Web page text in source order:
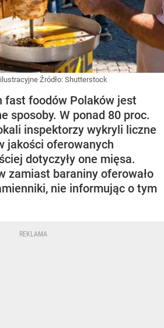
Źródło: Shutterstock
fast foodów Polaków jest
sposoby. W ponad 80 proc.
inspektorzy wykryli liczne
jakości oferowanych
dotyczyły one mięsa.
zamiast baraniny oferowało
nie informując o tym